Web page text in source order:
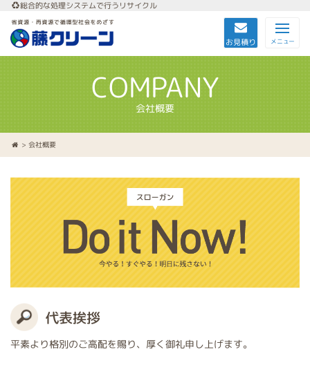
総合的な処理システムで行うリサイクル
お見積り メニュー
COMPANY
会社概要
> 会社概要
代表挨拶
平素より格別のご高配を賜り、厚く御礼申し上げます。